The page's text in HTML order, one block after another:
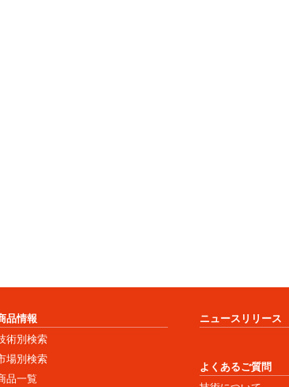
品情報
術別検索
場別検索
品一覧
ニュースリリース
よくあるご質問